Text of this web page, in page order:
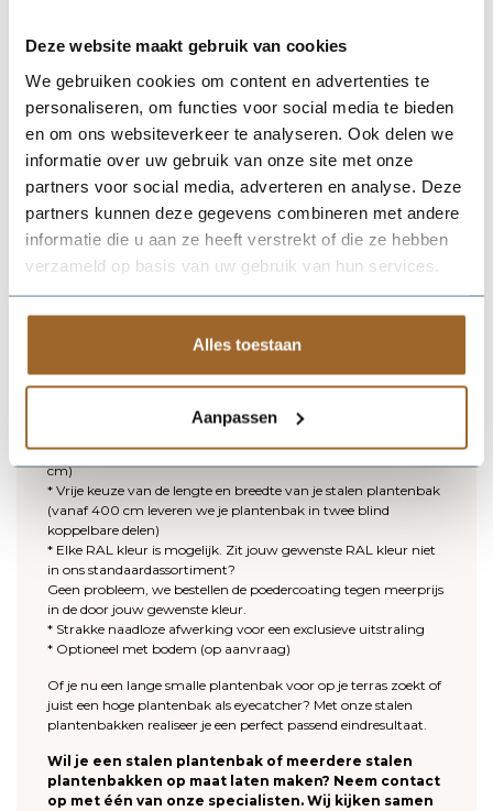
Deze website maakt gebruik van cookies
We gebruiken cookies om content en advertenties te
personaliseren, om functies voor social media te bieden
en om ons websiteverkeer te analyseren. Ook delen we
informatie over uw gebruik van onze site met onze
partners voor social media, adverteren en analyse. Deze
partners kunnen deze gegevens combineren met andere
informatie die u aan ze heeft verstrekt of die ze hebben
verzameld op basis van uw gebruik van hun services.
Alles toestaan
Aanpassen
Volledig gemonteerd geleverd
Een groot voordeel van onze naadloze stalen plantenbakken is
dat ze compleet gemonteerd geleverd worden. Je hoeft dus
geen onderdelen zelf in elkaar te zetten; wij nemen het werk
uit handen, zodat je direct je plantenbak kunt plaatsen.
Standaard leveren wij je stalen plantenbak zonder bodem.
Zoek je een bodem voor onder je stalen plantenbakken?
Bijvoorbeeld omdat je stalen plantenbak op je balkon komt te
staan? Of op je terras als terrasafscheiding? Geen probleem;
neem contact met ons op voor de meerprijs. Wij leveren je
stalen plantenbak dan gewoon met bodem.
Ontwerpvrijheid en kleurkeuze
Doordat we jouw stalen plantenbak speciaal voor jou op maat
* Vrije keuze van de hoogte van je stalen plantenbak (tot 100
cm)
* Vrije keuze van de lengte en breedte van je stalen plantenbak
(vanaf 400 cm leveren we je plantenbak in twee blind
koppelbare delen)
* Elke RAL kleur is mogelijk. Zit jouw gewenste RAL kleur niet
in ons standaardassortiment?
Geen probleem, we bestellen de poedercoating tegen meerprijs
in de door jouw gewenste kleur.
* Strakke naadloze afwerking voor een exclusieve uitstraling
* Optioneel met bodem (op aanvraag)
Of je nu een lange smalle plantenbak voor op je terras zoekt of
juist een hoge plantenbak als eyecatcher? Met onze stalen
plantenbakken realiseer je een perfect passend eindresultaat.
Wil je een stalen plantenbak of meerdere stalen
plantenbakken op maat laten maken? Neem contact
op met één van onze specialisten. Wij kijken samen